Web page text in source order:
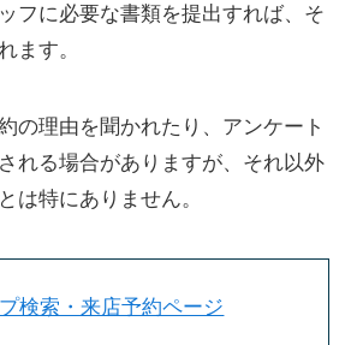
フに必要な書類を提出すれば、そ
ます。
の理由を聞かれたり、アンケート
れる場合がありますが、それ以外
は特にありません。
検索・来店予約ページ